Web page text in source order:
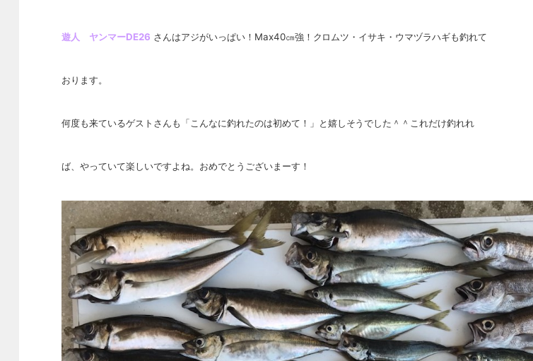
遊人 ヤンマーDE26 さんはアジがいっぱい！Max40㎝強！クロムツ・イサキ・ウマヅラハギも釣れて
おります。
何度も来ているゲストさんも「こんなに釣れたのは初めて！」 と嬉しそうでした＾＾これだけ釣れれ
ば、やっていて楽しいですよね。おめでとうございまーす！